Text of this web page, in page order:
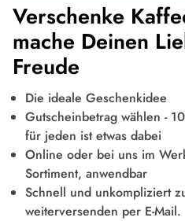
Verschenke
mache Deinen
Freude
Die ideale Geschenkidee
Gutscheinbetrag wählen -
für jeden ist etwas dabei
Online oder bei uns im
Sortiment, anwendbar
Schnell und unkompliziert
weiterversenden per E-Mail.